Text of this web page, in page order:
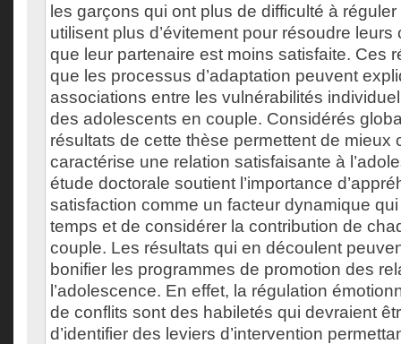
les garçons qui ont plus de difficulté à
utilisent plus d’évitement pour résoudre leurs
que leur partenaire est moins satisfaite. Ces
que les processus d’adaptation peuvent
associations entre les vulnérabilités
des adolescents en couple. Considérés
résultats de cette thèse permettent de mieux
caractérise une relation satisfaisante à
étude doctorale soutient l’importance
satisfaction comme un facteur dynamique
temps et de considérer la contribution de
couple. Les résultats qui en découlent
bonifier les programmes de promotion des
l’adolescence. En effet, la régulation
de conflits sont des habiletés qui devraient
d’identifier des leviers d’intervention